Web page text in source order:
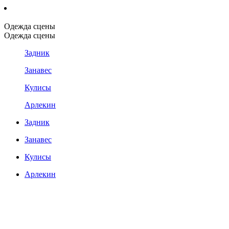
Одежда сцены
Одежда сцены
Задник
Занавес
Кулисы
Арлекин
Задник
Занавес
Кулисы
Арлекин